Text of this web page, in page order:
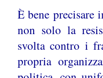
È bene precisare
non solo la
svolta contro i
propria